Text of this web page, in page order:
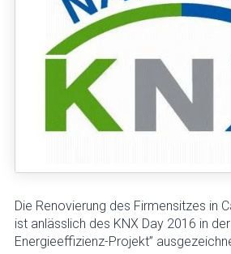
Die Renovierung des Firmensitzes in
ist anlässlich des KNX Day 2016 in
Energieeffizienz-Projekt”